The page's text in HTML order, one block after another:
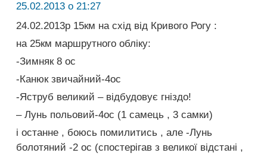
25.02.2013 о 21:27
24.02.2013р 15км на схід від Кривого Рогу :
на 25км маршрутного обліку:
-Зимняк 8 ос
-Канюк звичайний-4ос
-Яструб великий – відбудовує гніздо!
– Лунь польовий-4ос (1 самець , 3 самки)
і останне , боюсь помилитись , але -Лунь
болотяний -2 ос (спостерігав з великої відстані ,